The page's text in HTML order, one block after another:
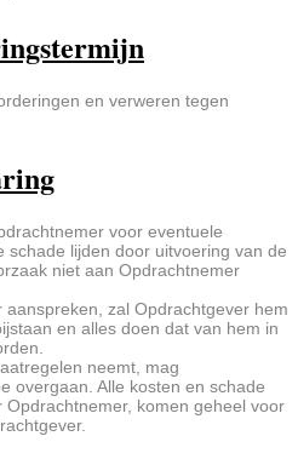
en verweren tegen
voor eventuele
schade lijden door uitvoering van de
niet aan Opdrachtnemer
zal Opdrachtgever hem
en alles doen dat van hem in
neemt, mag
overgaan. Alle kosten en schade
komen geheel voor